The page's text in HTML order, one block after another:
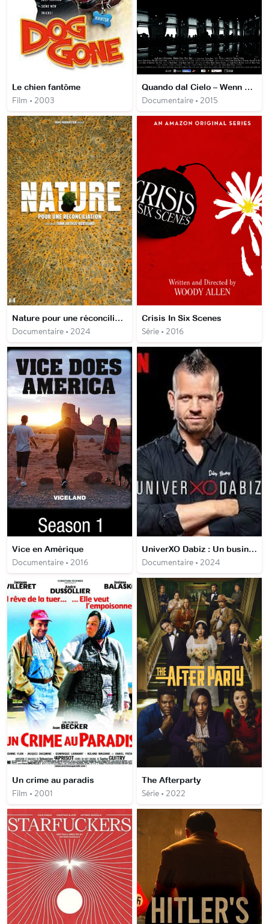
Le chien fantôme
Film • 2003
Quando dal Cielo – Wenn Aus Dem Himmel
Documentaire • 2015
Nature pour une réconciliation
Documentaire • 2024
Crisis In Six Scenes
Série • 2016
Vice en Amérique
Documentaire • 2016
UniverXO Dabiz : Un business de chef
Documentaire • 2024
Un crime au paradis
Film • 2001
The Afterparty
Série • 2022